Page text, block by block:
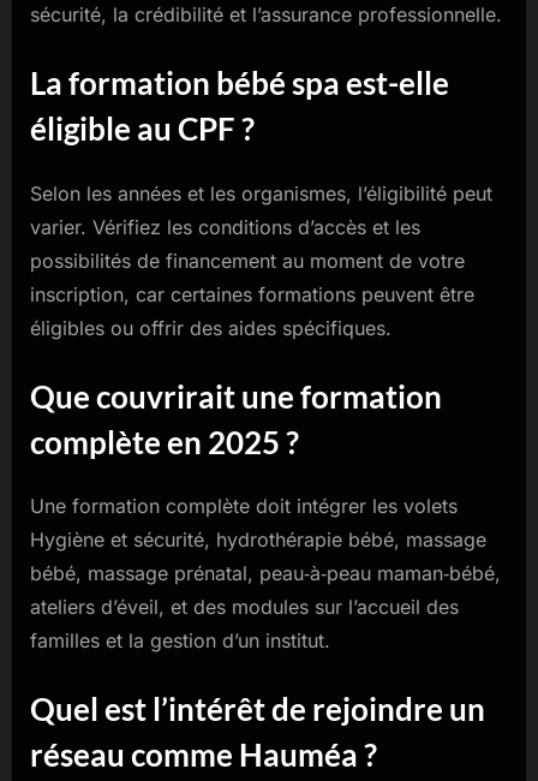
sécurité, la crédibilité et l’assurance professionnelle.
La formation bébé spa est-elle
éligible au CPF ?
Selon les années et les organismes, l’éligibilité peut
varier. Vérifiez les conditions d’accès et les
possibilités de financement au moment de votre
inscription, car certaines formations peuvent être
éligibles ou offrir des aides spécifiques.
Que couvrirait une formation
complète en 2025 ?
Une formation complète doit intégrer les volets
Hygiène et sécurité, hydrothérapie bébé, massage
bébé, massage prénatal, peau‑à‑peau maman‑bébé,
ateliers d’éveil, et des modules sur l’accueil des
familles et la gestion d’un institut.
Quel est l’intérêt de rejoindre un
réseau comme Hauméa ?